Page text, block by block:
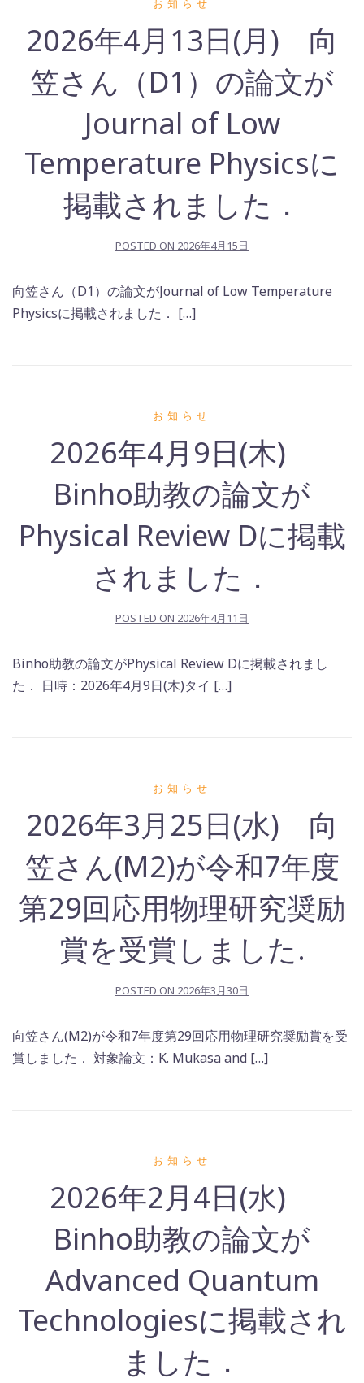
お知らせ
2026年4月13日(月) 向
笠さん（D1）の論文が
Journal of Low
Temperature Physicsに
掲載されました．
POSTED ON 2026年4月15日
向笠さん（D1）の論文がJournal of Low Temperature
Physicsに掲載されました． […]
お知らせ
2026年4月9日(木)
Binho助教の論文が
Physical Review Dに掲載
されました．
POSTED ON 2026年4月11日
Binho助教の論文がPhysical Review Dに掲載されまし
た． 日時：2026年4月9日(木)タイ […]
お知らせ
2026年3月25日(水) 向
笠さん(M2)が令和7年度
第29回応用物理研究奨励
賞を受賞しました.
POSTED ON 2026年3月30日
向笠さん(M2)が令和7年度第29回応用物理研究奨励賞を受
賞しました． 対象論文：K. Mukasa and […]
お知らせ
2026年2月4日(水)
Binho助教の論文が
Advanced Quantum
Technologiesに掲載され
ました．